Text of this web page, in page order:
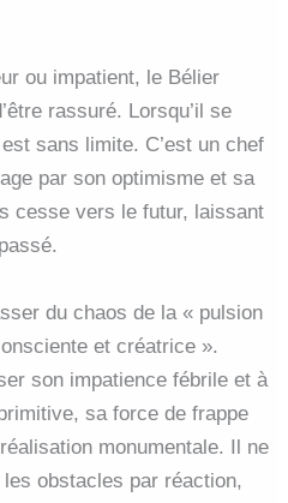
ou impatient, le Bélier
rassuré. Lorsqu’il se
sans limite. C’est un chef
par son optimisme et sa
cesse vers le futur, laissant
du chaos de la « pulsion
et créatrice ».
son impatience fébrile et à
sa force de frappe
monumentale. Il ne
obstacles par réaction,